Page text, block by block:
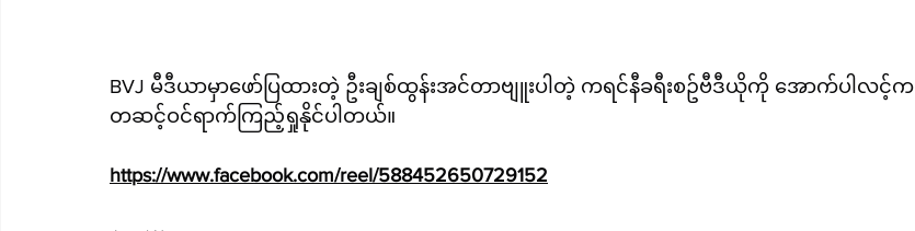
BVJ မီဒီယာမှာဖော်ပြထားတဲ့ ဦးချစ်ထွန်းအင်တာဗျူးပါတဲ့ ကရင်နီခရီးစဥ်ဗီဒီယိုကို အောက်ပါလင့်က
တဆင့်ဝင်ရာက်ကြည့်ရှုနိုင်ပါတယ်။
https://www.facebook.com/reel/588452650729152